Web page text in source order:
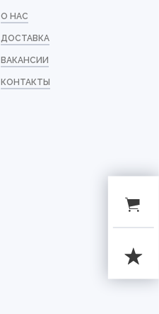
О НАС
ДОСТАВКА
ВАКАНСИИ
КОНТАКТЫ